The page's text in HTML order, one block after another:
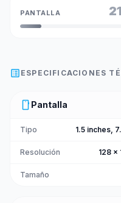
PANTALLA 21
list_alt ESPECIFICACIONES
smartphone Pantalla
Tipo 1.5 inches,
Resolución 128 x
Tamaño